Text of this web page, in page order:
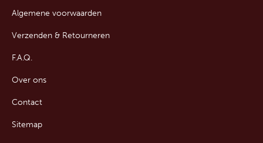
Algemene voorwaarden
Verzenden & Retourneren
F.A.Q.
Over ons
Contact
Sitemap